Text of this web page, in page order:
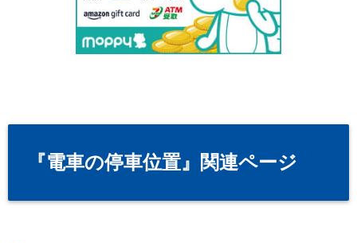
『電車の停車位置』関連ページ